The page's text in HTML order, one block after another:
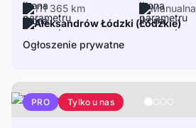
111 365 km
Manualna
Aleksandrów Łódzki (Łódzkie)
Ogłoszenie prywatne
PRO Tylko u nas